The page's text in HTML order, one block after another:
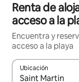
Renta de
acceso a la
Encuentra y
acceso a la playa
Ubicación
Cuando los